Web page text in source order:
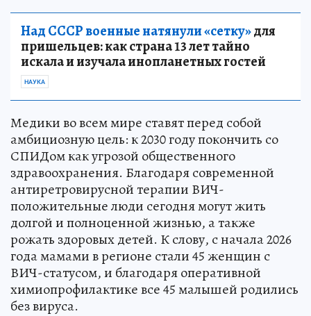
Над СССР военные натянули «сетку»для
пришельцев: как страна 13 лет тайно
искала и изучала инопланетных гостей
НАУКА
Медики во всем мире ставят перед собой
амбициозную цель: к 2030 году покончить со
СПИДом как угрозой общественного
здравоохранения. Благодаря современной
антиретровирусной терапии ВИЧ-
положительные люди сегодня могут жить
долгой и полноценной жизнью, а также
рожать здоровых детей. К слову, с начала 2026
года мамами в регионе стали 45 женщин с
ВИЧ-статусом, и благодаря оперативной
химиопрофилактике все 45 малышей родились
без вируса.